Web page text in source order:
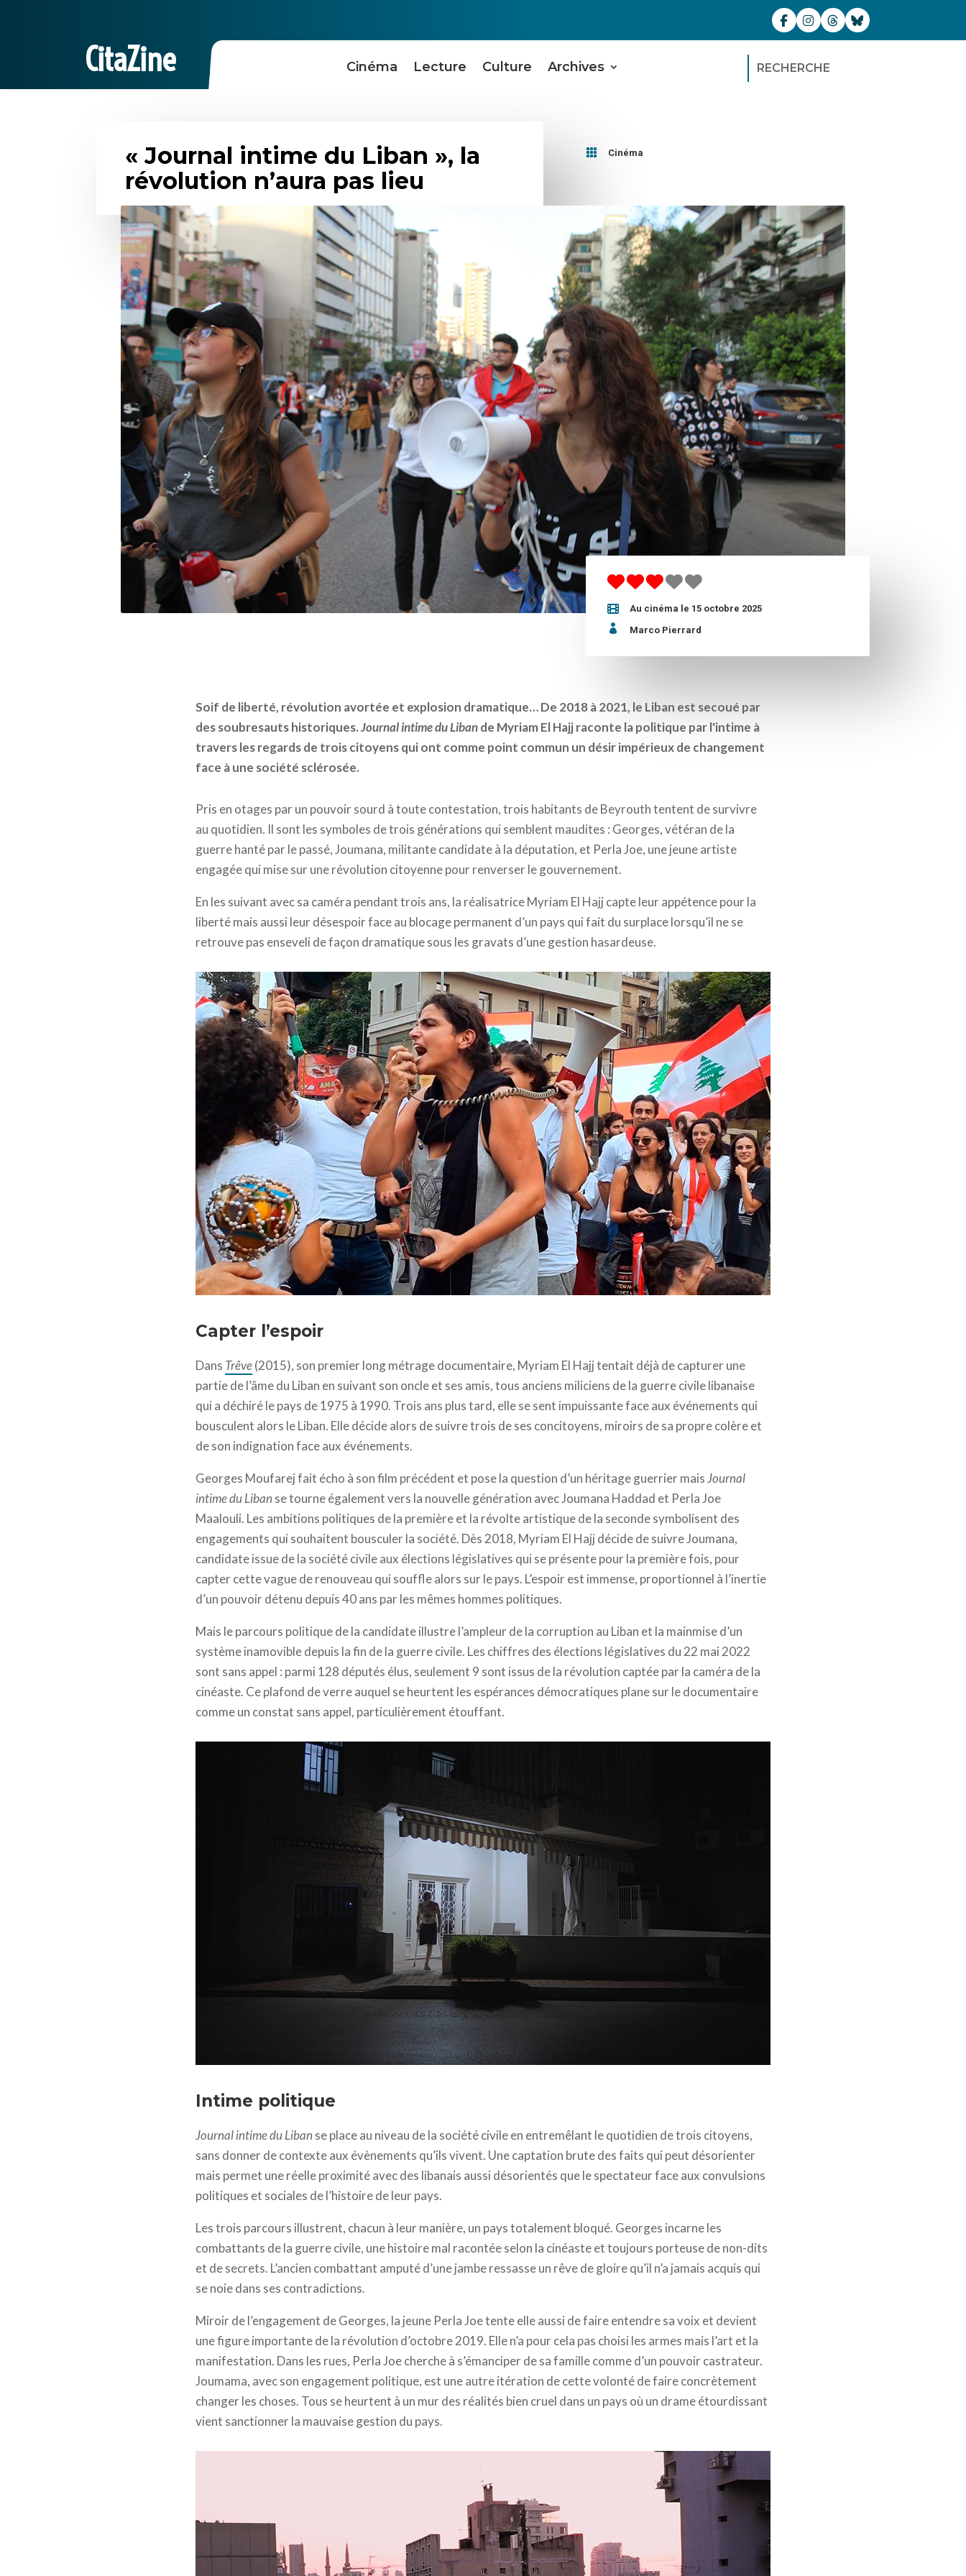
CitaZine Cinéma Lecture Culture Archives RECHERCHE
« Journal intime du Liban », la
révolution n’aura pas lieu
 Cinéma
Au cinéma le 15 octobre 2025
 Marco Pierrard
Soif de liberté, révolution avortée et explosion dramatique… De 2018 à 2021, le Liban est secoué par
des soubresauts historiques.Journal intime du Libande Myriam El Hajj raconte la politique par l'intime à
travers les regards de trois citoyens qui ont comme point commun un désir impérieux de changement
face à une société sclérosée.
Pris en otages par un pouvoir sourd à toute contestation, trois habitants de Beyrouth tentent de survivre
au quotidien. Il sont les symboles de trois générations qui semblent maudites : Georges, vétéran de la
guerre hanté par le passé, Joumana, militante candidate à la députation, et Perla Joe, une jeune artiste
engagée qui mise sur une révolution citoyenne pour renverser le gouvernement.
En les suivant avec sa caméra pendant trois ans, la réalisatrice Myriam El Hajj capte leur appétence pour la
liberté mais aussi leur désespoir face au blocage permanent d’un pays qui fait du surplace lorsqu’il ne se
retrouve pas enseveli de façon dramatique sous les gravats d’une gestion hasardeuse.
Capter l’espoir
Dans Trêve(2015), son premier long métrage documentaire, Myriam El Hajj tentait déjà de capturer une
partie de l’âme du Liban en suivant son oncle et ses amis, tous anciens miliciens de la guerre civile libanaise
qui a déchiré le pays de 1975 à 1990. Trois ans plus tard, elle se sent impuissante face aux événements qui
bousculent alors le Liban. Elle décide alors de suivre trois de ses concitoyens, miroirs de sa propre colère et
de son indignation face aux événements.
Georges Moufarej fait écho à son film précédent et pose la question d’un héritage guerrier maisJournal
intime du Liban se tourne également vers la nouvelle génération avec Joumana Haddad et Perla Joe
Maalouli. Les ambitions politiques de la première et la révolte artistique de la seconde symbolisent des
engagements qui souhaitent bousculer la société. Dès 2018, Myriam El Hajj décide de suivre Joumana,
candidate issue de la société civile aux élections législatives qui se présente pour la première fois, pour
capter cette vague de renouveau qui souffle alors sur le pays. L’espoir est immense, proportionnel à l’inertie
d’un pouvoir détenu depuis 40 ans par les mêmes hommes politiques.
Mais le parcours politique de la candidate illustre l’ampleur de la corruption au Liban et la mainmise d’un
système inamovible depuis la fin de la guerre civile. Les chiffres des élections législatives du 22 mai 2022
sont sans appel : parmi 128 députés élus, seulement 9 sont issus de la révolution captée par la caméra de la
cinéaste. Ce plafond de verre auquel se heurtent les espérances démocratiques plane sur le documentaire
comme un constat sans appel, particulièrement étouffant.
Intime politique
Journal intime du Liban se place au niveau de la société civile en entremêlant le quotidien de trois citoyens,
sans donner de contexte aux évènements qu’ils vivent. Une captation brute des faits qui peut désorienter
mais permet une réelle proximité avec des libanais aussi désorientés que le spectateur face aux convulsions
politiques et sociales de l’histoire de leur pays.
Les trois parcours illustrent, chacun à leur manière, un pays totalement bloqué. Georges incarne les
combattants de la guerre civile, une histoire mal racontée selon la cinéaste et toujours porteuse de non-dits
et de secrets. L’ancien combattant amputé d’une jambe ressasse un rêve de gloire qu’il n’a jamais acquis qui
se noie dans ses contradictions.
Miroir de l’engagement de Georges, la jeune Perla Joe tente elle aussi de faire entendre sa voix et devient
une figure importante de la révolution d’octobre 2019. Elle n’a pour cela pas choisi les armes mais l’art et la
manifestation. Dans les rues, Perla Joe cherche à s’émanciper de sa famille comme d’un pouvoir castrateur.
Joumama, avec son engagement politique, est une autre itération de cette volonté de faire concrètement
changer les choses. Tous se heurtent à un mur des réalités bien cruel dans un pays où un drame étourdissant
vient sanctionner la mauvaise gestion du pays.